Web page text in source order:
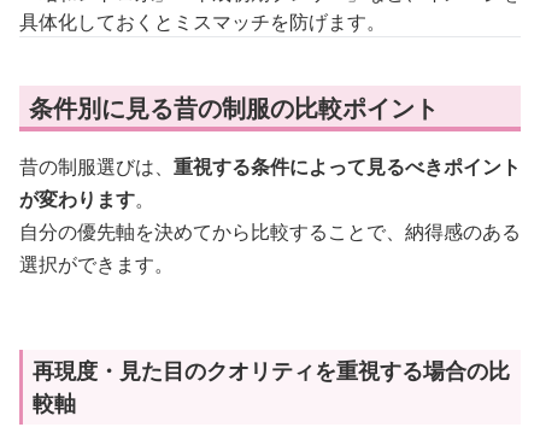
具体化しておくとミスマッチを防げます。
条件別に見る昔の制服の比較ポイント
昔の制服選びは、 重視する条件によって見るべきポイント
が変わります。
自分の優先軸を決めてから比較することで、納得感のある
選択ができます。
再現度・見た目のクオリティを重視する場合の比
較軸